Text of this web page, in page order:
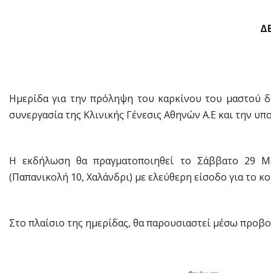
Ημερίδα για την πρόληψη του καρκίνου του μαστού
συνεργασία της Κλινικής Γένεσις Αθηνών Α.Ε και την
Η εκδήλωση θα πραγματοποιηθεί το Σάββατο 29
(Παπανικολή 10, Χαλάνδρι) με ελεύθερη είσοδο για το
Στο πλαίσιο της ημερίδας, θα παρουσιαστεί μέσω